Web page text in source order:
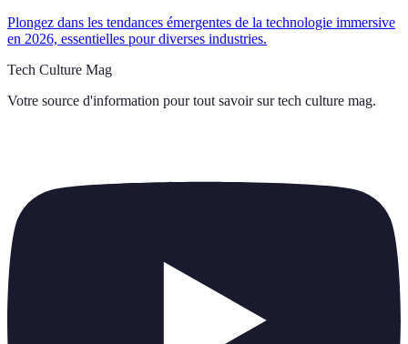
Plongez dans les tendances émergentes de la technologie immersive
en 2026, essentielles pour diverses industries.
Tech Culture Mag
Votre source d'information pour tout savoir sur tech culture mag.